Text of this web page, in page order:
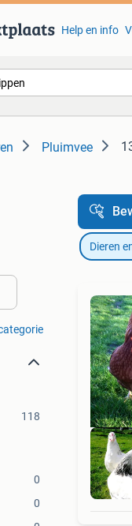
Help en info
Pluimvee
118
0
0
Dieren